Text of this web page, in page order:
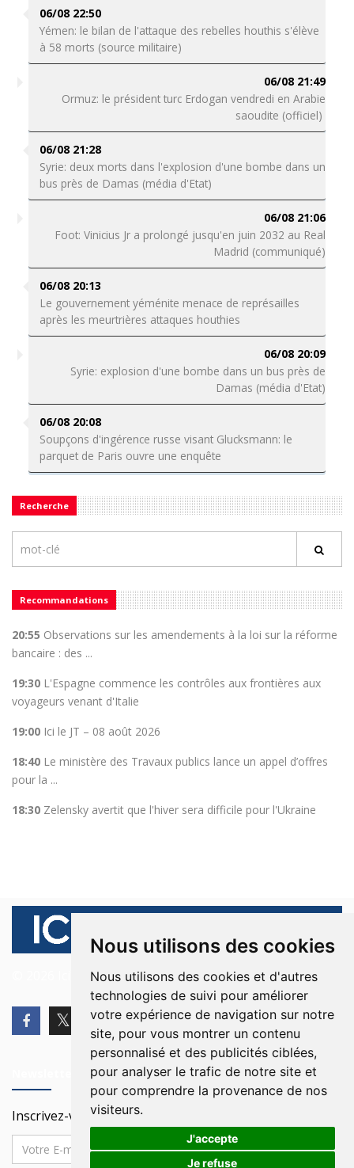
Nous utilisons des cookies
Nous utilisons des cookies et d'autres
technologies de suivi pour améliorer
votre expérience de navigation sur notre
site, pour vous montrer un contenu
personnalisé et des publicités ciblées,
pour analyser le trafic de notre site et
pour comprendre la provenance de nos
visiteurs.
J'accepte
Je refuse
06/08 22:50
Yémen: le bilan de l'attaque des rebelles houthis s'élève
à 58 morts (source militaire)
06/08 21:49
Ormuz: le président turc Erdogan vendredi en Arabie
saoudite (officiel)
06/08 21:28
Syrie: deux morts dans l'explosion d'une bombe dans un
bus près de Damas (média d'Etat)
06/08 21:06
Foot: Vinicius Jr a prolongé jusqu'en juin 2032 au Real
Madrid (communiqué)
06/08 20:13
Le gouvernement yéménite menace de représailles
après les meurtrières attaques houthies
06/08 20:09
Syrie: explosion d'une bombe dans un bus près de
Damas (média d'Etat)
06/08 20:08
Soupçons d'ingérence russe visant Glucksmann: le
parquet de Paris ouvre une enquête
Recherche
Recommandations
20:55 Observations sur les amendements à la loi sur la réforme
bancaire : des ...
19:30 L'Espagne commence les contrôles aux frontières aux
voyageurs venant d'Italie
19:00 Ici le JT – 08 août 2026
18:40 Le ministère des Travaux publics lance un appel d’offres
pour la ...
18:30 Zelensky avertit que l'hiver sera difficile pour l'Ukraine
© 2026 Ici Beyrouth. Tous les droits sont réservés.
Inscrivez-vous à notre Newsletter